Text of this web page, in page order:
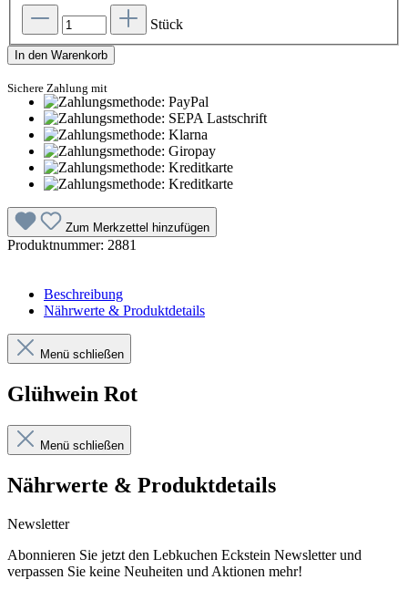
Stück
In den Warenkorb
Sichere Zahlung mit
Zum Merkzettel hinzufügen
Produktnummer: 2881
Beschreibung
Nährwerte & Produktdetails
Menü schließen
Glühwein Rot
Menü schließen
Nährwerte & Produktdetails
Newsletter
Abonnieren Sie jetzt den Lebkuchen Eckstein Newsletter und
verpassen Sie keine Neuheiten und Aktionen mehr!